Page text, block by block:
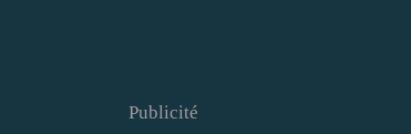
Publicité